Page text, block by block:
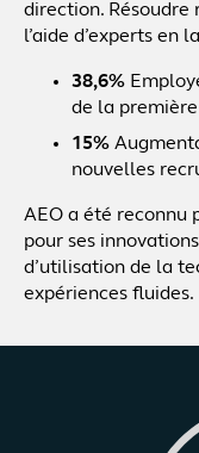
direction. Résoudre
l’aide d’experts en
38,6%
de la
15%
nouvelles
AEO a été reconnu
pour ses
d’utilisation de la
expériences fluides.